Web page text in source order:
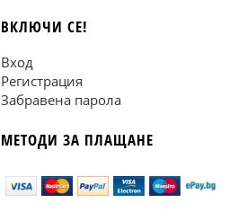
ВКЛЮЧИ СЕ!
Вход
Регистрация
Забравена парола
МЕТОДИ ЗА ПЛАЩАНЕ